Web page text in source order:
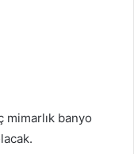
mimarlık banyo